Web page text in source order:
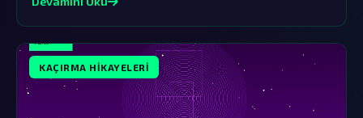
KAÇIRMA HIKAYELERI